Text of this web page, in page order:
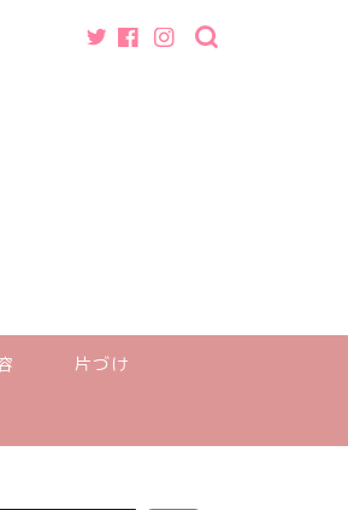
片づけ